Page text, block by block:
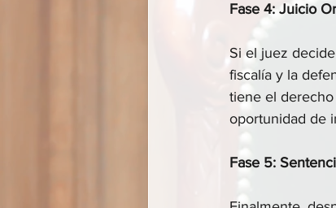
Fase 4: Juicio
Si el juez
fiscalía y la
tiene el
oportunidad de
Fase 5: